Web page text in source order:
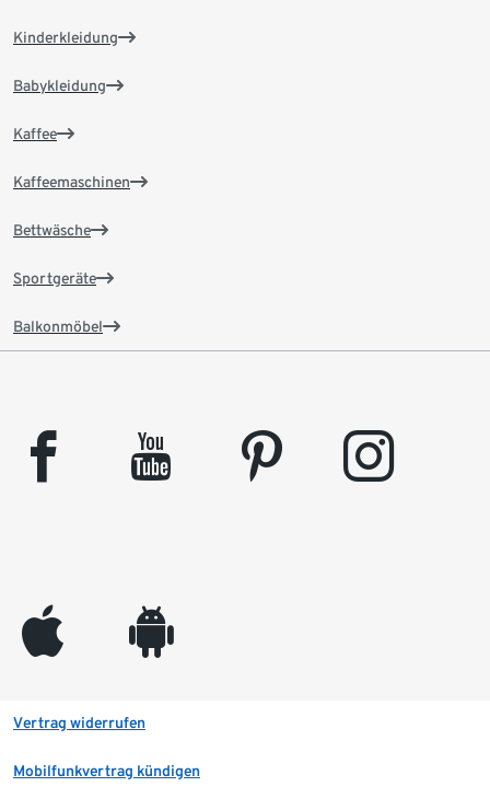
Kinderkleidung
Babykleidung
Kaffee
Kaffeemaschinen
Bettwäsche
Sportgeräte
Balkonmöbel
facebook youtube pinterest instagram
appleinc android
Vertrag widerrufen
Mobilfunkvertrag kündigen